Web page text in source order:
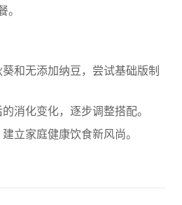
和无添加纳豆，尝试基础版制
消化变化，逐步调整搭配。
立家庭健康饮食新风尚。